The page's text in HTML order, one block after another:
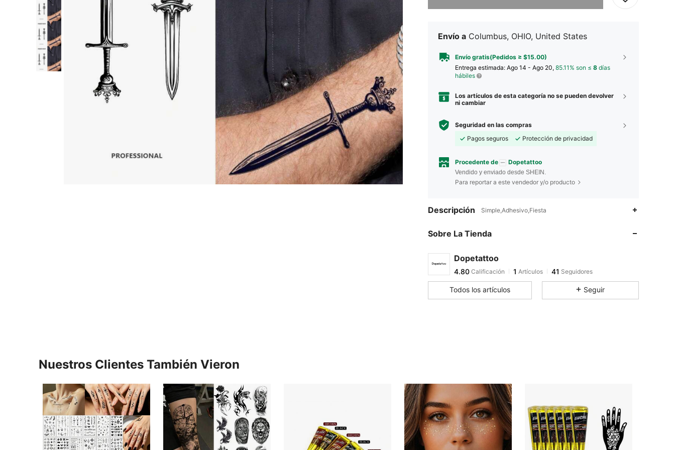
Envío a Columbus, OHIO, United States
Envío gratis(Pedidos ≥ $15.00)
Entrega estimada: Ago 14 - Ago 20, 85.11% son ≤ 8 días
hábiles
Los artículos de esta categoría no se pueden devolver
ni cambiar
Seguridad en las compras
Pagos seguros
Protección de privacidad
Procedente de Dopetattoo
Vendido y enviado desde SHEIN.
Para reportar a este vendedor y/o producto
Descripción Simple,Adhesivo,Fiesta
Sobre La Tienda
Dopetattoo
4.80
4.80
s***oseguidoHace 1 día
Todos los artículos Seguir
Nuestros Clientes También Vieron